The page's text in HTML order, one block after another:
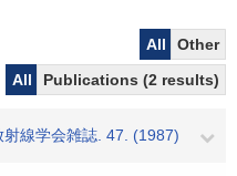
All
Other
All
Publications (2 results)
線学会雑誌. 47. (1987)